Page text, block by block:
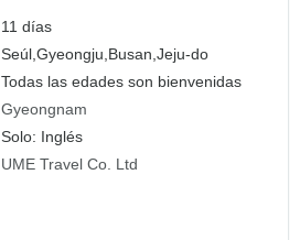
11 días
Seúl,Gyeongju, Busan,Jeju-do
Todas las edades son bienvenidas
Gyeongnam
Solo: Inglés
UME Travel Co. Ltd